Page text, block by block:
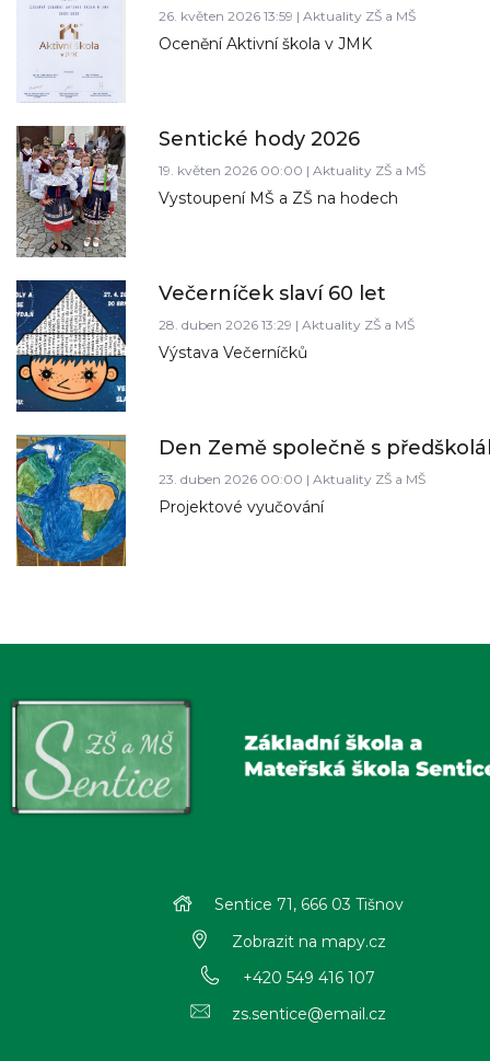
26. květen 2026 13:59 | Aktuality ZŠ a MŠ
Ocenění Aktivní škola v JMK
Sentické hody 2026
19. květen 2026 00:00 | Aktuality ZŠ a MŠ
Vystoupení MŠ a ZŠ na hodech
Večerníček slaví 60 let
28. duben 2026 13:29 | Aktuality ZŠ a MŠ
Výstava Večerníčků
Den Země společně s
23. duben 2026 00:00 | Aktuality ZŠ a MŠ
Projektové vyučování
Sentice 71, 666 03 Tišnov
Zobrazit na mapy.cz
+420 549 416 107
zs.sentice@email.cz